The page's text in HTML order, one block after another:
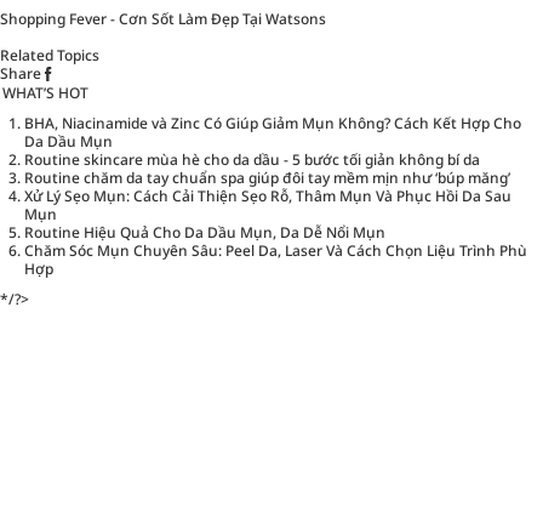
Shopping Fever - Cơn Sốt Làm Đẹp Tại Watsons
Related Topics
Share
WHAT’S HOT
BHA, Niacinamide và Zinc Có Giúp Giảm Mụn Không? Cách Kết Hợp Cho
Da Dầu Mụn
Routine skincare mùa hè cho da dầu - 5 bước tối giản không bí da
Routine chăm da tay chuẩn spa giúp đôi tay mềm mịn như ‘búp măng’
Xử Lý Sẹo Mụn: Cách Cải Thiện Sẹo Rỗ, Thâm Mụn Và Phục Hồi Da Sau
Mụn
Routine Hiệu Quả Cho Da Dầu Mụn, Da Dễ Nổi Mụn
Chăm Sóc Mụn Chuyên Sâu: Peel Da, Laser Và Cách Chọn Liệu Trình Phù
Hợp
*/?>